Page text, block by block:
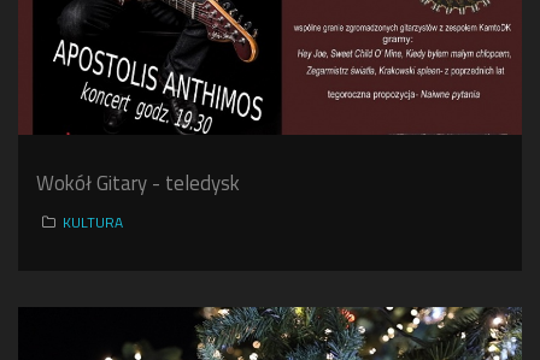
Wokół Gitary - teledysk
KULTURA